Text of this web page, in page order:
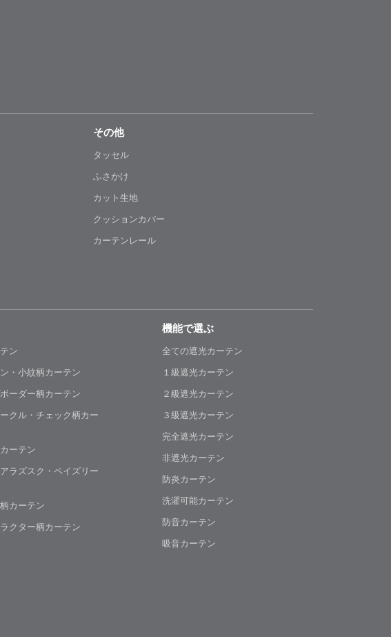
その他
タッセル
ふさかけ
カット生地
クッションカバー
カーテンレール
ン
・小紋柄カーテン
ーダー柄カーテン
クル・チェック柄カー
ーテン
ラズスク・ペイズリー
カーテン
クター柄カーテン
機能で選ぶ
全ての遮光カーテン
１級遮光カーテン
２級遮光カーテン
３級遮光カーテン
完全遮光カーテン
非遮光カーテン
防炎カーテン
洗濯可能カーテン
防音カーテン
吸音カーテン